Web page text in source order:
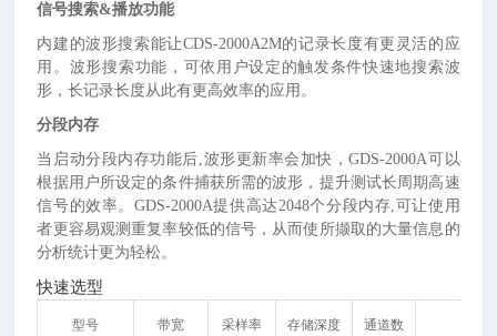
信号搜索&播放功能
内建的波形搜索能让CDS-2000A2M的记录长度有更灵活的应
用。波形搜索功能，可依用户设定的触发条件快速地搜索波
形，长记录长度从此有更高效率的应用。
分段内存
当启动分段内存功能后,波形更新率会加快，GDS-2000A可以
根据用户所设定的条件捕获所需的波形，提升测试长周期高速
信号的效率。GDS-2000A提供高达2048个分段内存,可让使用
者更容易观测重复率较低的信号，从而使所撷取的大量信息的
分析统计更为轻松。
快速选型
型号 带宽 采样率 存储深度 通道数